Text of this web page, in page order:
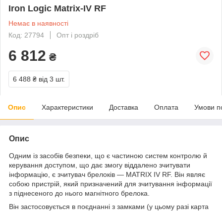
Iron Logic Matrix-IV RF
Немає в наявності
Код: 27794
Опт і роздріб
6 812 ₴
6 488 ₴ від 3 шт.
Опис Характеристики Доставка Оплата Умови
Опис
Одним із засобів безпеки, що є частиною систем контролю й
керування доступом, що дає змогу віддалено зчитувати
інформацію, є зчитувач брелоків — MATRIX IV RF. Він являє
собою пристрій, який призначений для зчитування інформації
з піднесеного до нього магнітного брелока.
Він застосовується в поєднанні з замками (у цьому разі карта